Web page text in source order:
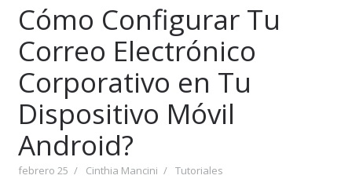
Cómo Configurar Tu
Correo Electrónico
Corporativo en Tu
Dispositivo Móvil
Android?
febrero 25 Cinthia Mancini Tutoriales